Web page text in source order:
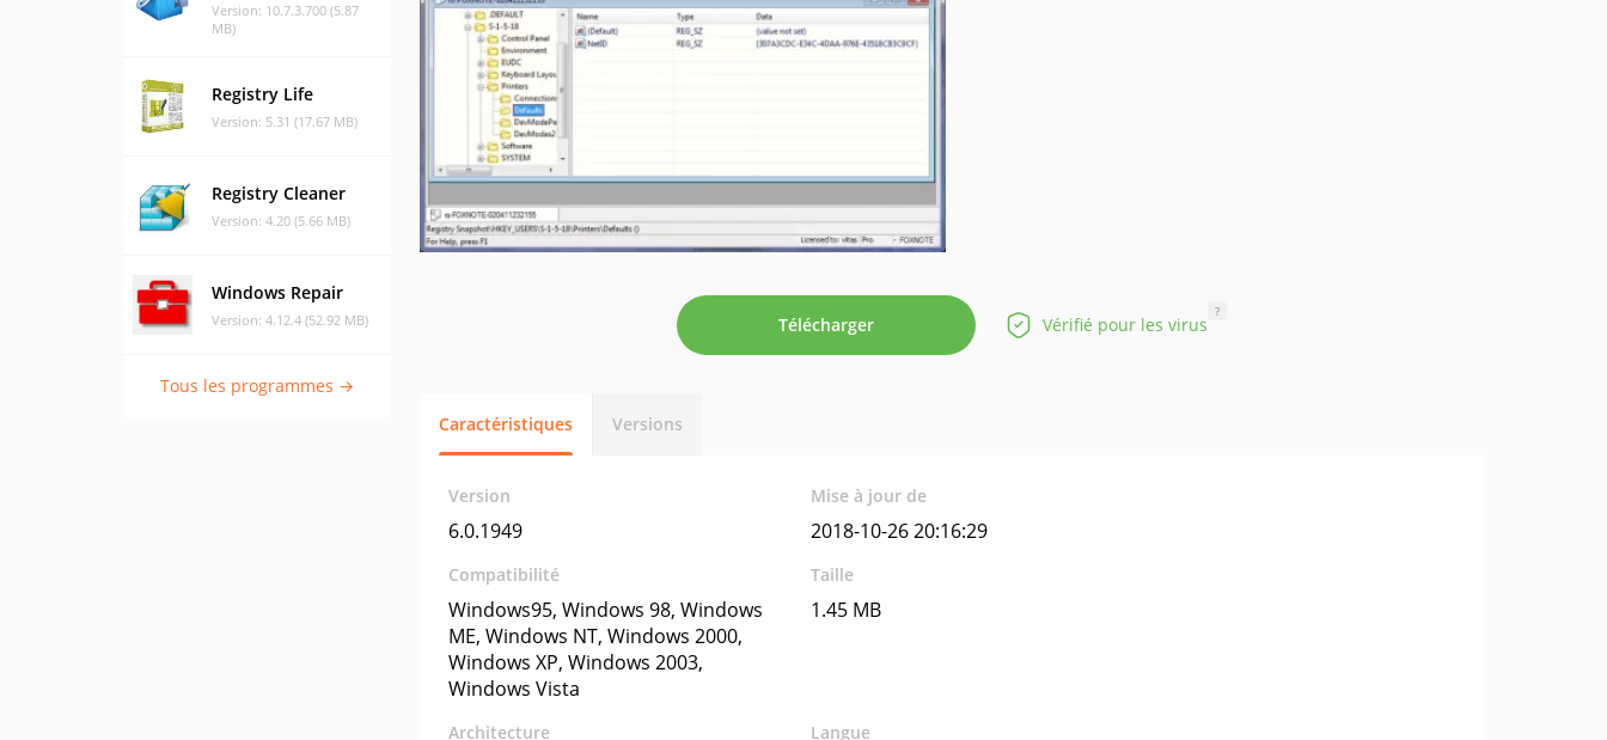
Version: 10.7.3.700 (5.87
MB)
Registry Life
Version: 5.31 (17.67 MB)
Registry Cleaner
Version: 4.20 (5.66 MB)
Windows Repair
Version: 4.12.4 (52.92 MB)
Tous les programmes →
Télécharger Vérifié pour les virus
?
Caractéristiques Versions
Version
6.0.1949
Mise à jour de
2018-10-26 20:16:29
Compatibilité
Windows95, Windows 98, Windows
ME, Windows NT, Windows 2000,
Windows XP, Windows 2003,
Windows Vista
Taille
1.45 MB
Architecture Langue